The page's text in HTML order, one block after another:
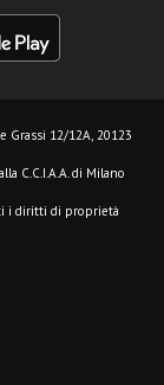
Grassi 12/12A, 20123
C.C.I.A.A. di Milano
i diritti di proprietà